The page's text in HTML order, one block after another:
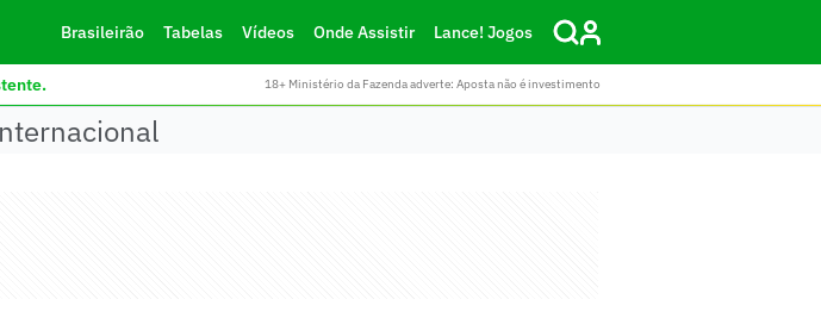
Brasileirão Tabelas Vídeos Onde Assistir Lance! Jogos
18+ Ministério da Fazenda adverte: Aposta não é investimento